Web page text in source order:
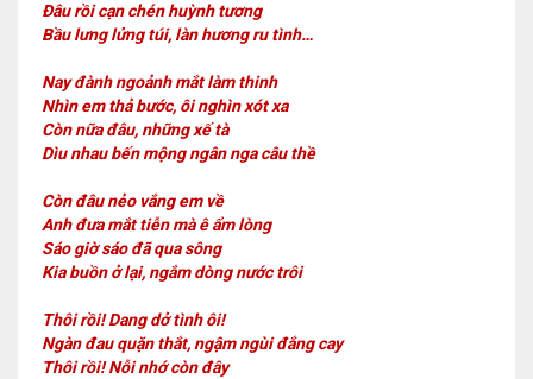
Đâu rồi cạn chén huỳnh tương
Bầu lưng lửng túi, làn hương ru tình…
Nay đành ngoảnh mắt làm thinh
Nhìn em thả bước, ôi nghìn xót xa
Còn nữa đâu, những xế tà
Dìu nhau bến mộng ngân nga câu thề
Còn đâu nẻo vắng em về
Anh đưa mắt tiễn mà ê ẩm lòng
Sáo giờ sáo đã qua sông
Kia buồn ở lại, ngắm dòng nước trôi
Thôi rồi! Dang dở tình ôi!
Ngàn đau quặn thắt, ngậm ngùi đắng cay
Thôi rồi! Nỗi nhớ còn đây